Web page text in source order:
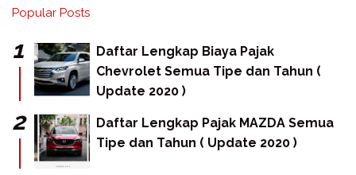
Popular Posts
Daftar Lengkap Biaya Pajak
Chevrolet Semua Tipe dan Tahun (
Update 2020 )
Daftar Lengkap Pajak MAZDA Semua
Tipe dan Tahun ( Update 2020 )